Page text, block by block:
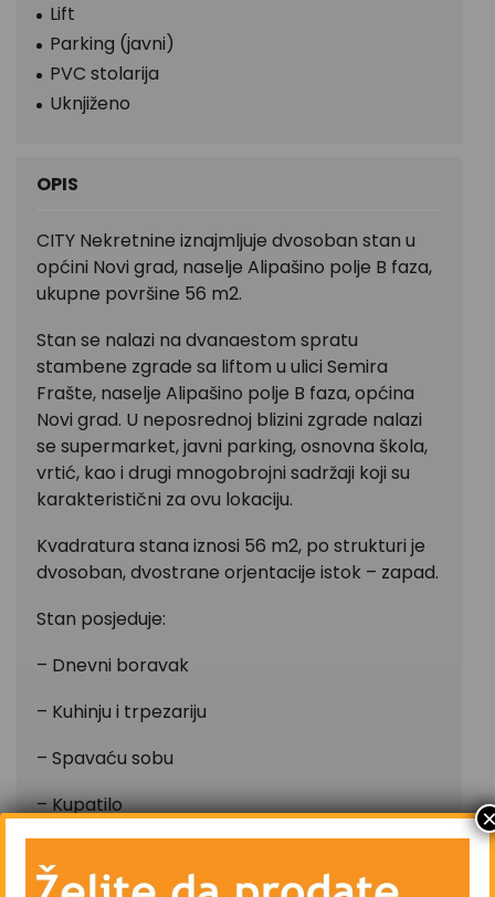
Lift
Parking (javni)
PVC stolarija
Uknjiženo
OPIS
CITY Nekretnine iznajmljuje dvosoban stan u
općini Novi grad, naselje Alipašino polje B faza,
ukupne površine 56 m2.
Stan se nalazi na dvanaestom spratu
stambene zgrade sa liftom u ulici Semira
Frašte, naselje Alipašino polje B faza, općina
Novi grad. U neposrednoj blizini zgrade nalazi
se supermarket, javni parking, osnovna škola,
vrtić, kao i drugi mnogobrojni sadržaji koji su
karakteristični za ovu lokaciju.
Kvadratura stana iznosi 56 m2, po strukturi je
dvosoban, dvostrane orjentacije istok – zapad.
Stan posjeduje:
– Dnevni boravak
– Kuhinju i trpezariju
– Spavaću sobu
– Kupatilo